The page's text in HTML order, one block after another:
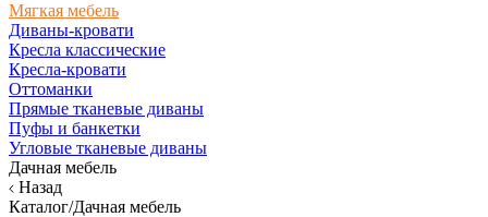
Мягкая мебель
Диваны-кровати
Кресла классические
Кресла-кровати
Оттоманки
Прямые тканевые диваны
Пуфы и банкетки
Угловые тканевые диваны
Дачная мебель
Назад
Каталог/Дачная мебель